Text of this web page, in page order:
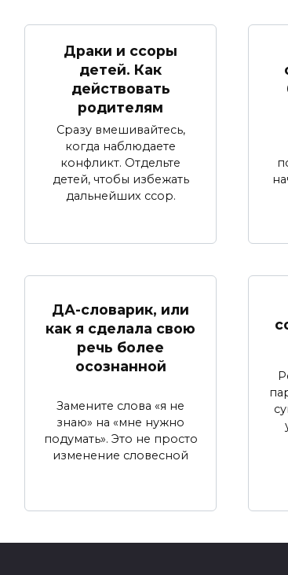
Драки и ссоры
детей. Как
действовать
родителям
Сразу вмешивайтесь,
когда наблюдаете
конфликт. Отдельте
детей, чтобы избежать
дальнейших ссор.
ДА-словарик, или
как я сделала свою
речь более
осознанной
Замените слова «я не
знаю» на «мне нужно
подумать». Это не просто
изменение словесной